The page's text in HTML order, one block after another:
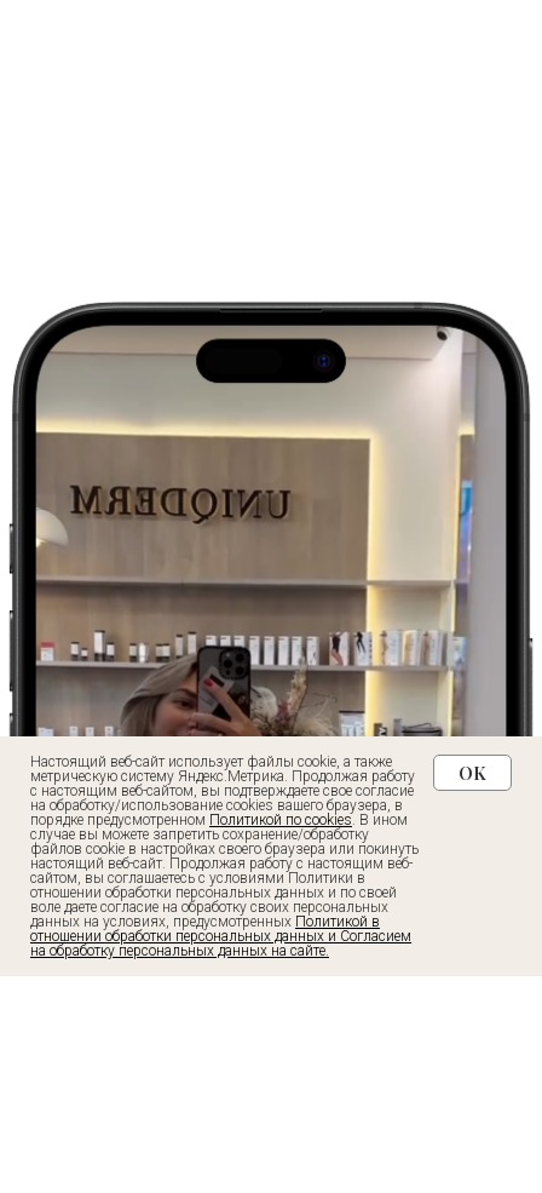
UNIQDERM
клиника косметологии в Приморском районе
Реквизиты организации
Политика конфиденциальности
Анкета первичного пациента
Записаться в клинику
Настоящий веб-сайт использует файлы cookie, а также
метрическую систему Яндекс.Метрика. Продолжая работу
с настоящим веб-сайтом, вы подтверждаете свое согласие
на обработку/использование cookies вашего браузера, в
порядке предусмотренном Политикой по cookies. В ином
случае вы можете запретить сохранение/обработку
файлов cookie в настройках своего браузера или покинуть
настоящий веб-сайт. Продолжая работу с настоящим веб-
сайтом, вы соглашаетесь с условиями Политики в
отношении обработки персональных данных и по своей
воле даете согласие на обработку своих персональных
данных на условиях, предусмотренных Политикой в
отношении обработки персональных данных и Согласием
на обработку персональных данных на сайте.
OK